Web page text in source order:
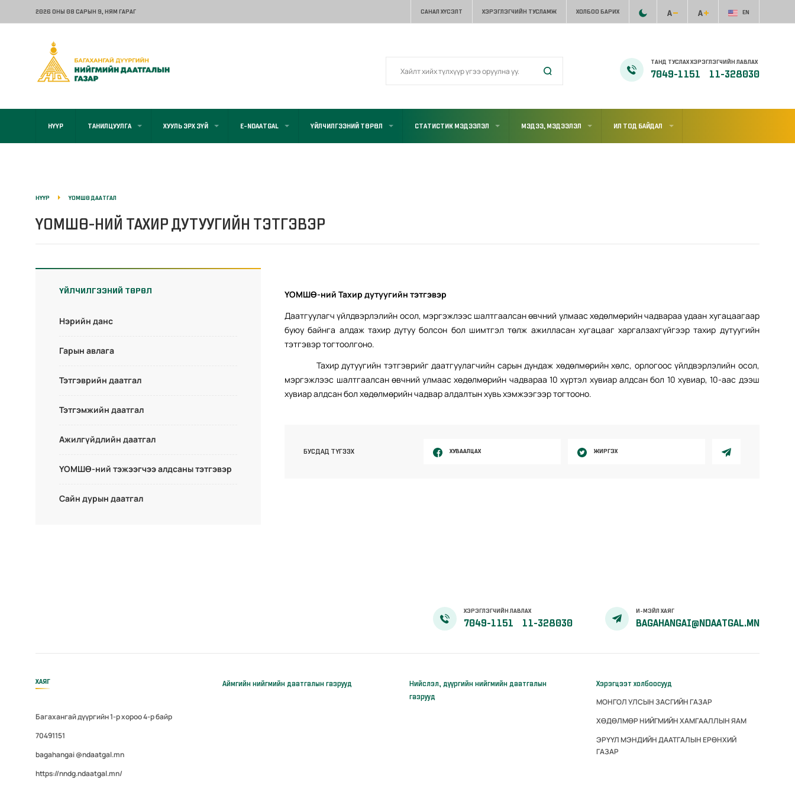
2026 ОНЫ 08 САРЫН 9, НЯМ ГАРАГ САНАЛ ХҮСЭЛТ ХЭРЭГЛЭГЧИЙН ТУСЛАМЖ ХОЛБОО БАРИХ EN
ТАНД ТУСЛАХ ХЭРЭГЛЭГЧИЙН ЛАВЛАХ
7049-1151 11-328030
НҮҮР ТАНИЛЦУУЛГА ХУУЛЬ ЭРХ ЗҮЙ E-NDAATGAL ҮЙЛЧИЛГЭЭНИЙ ТӨРӨЛ СТАТИСТИК МЭДЭЭЛЭЛ МЭДЭЭ, МЭДЭЭЛЭЛ ИЛ ТОД БАЙДАЛ
НҮҮР ҮОМШӨ ДААТГАЛ
ҮОМШӨ-НИЙ ТАХИР ДУТУУГИЙН ТЭТГЭВЭР
ҮЙЛЧИЛГЭЭНИЙ ТӨРӨЛ
Нэрийн данс
Гарын авлага
Тэтгэврийн даатгал
Тэтгэмжийн даатгал
Ажилгүйдлийн даатгал
ҮОМШӨ-ний тэжээгчээ алдсаны тэтгэвэр
Сайн дурын даатгал
ҮОМШӨ-ний Тахир дутуугийн тэтгэвэр
Даатгуулагч үйлдвэрлэлийн осол, мэргэжлээс шалтгаалсан өвчний улмаас хөдөлмөрийн чадвараа удаан хугацаагаар
буюу байнга алдаж тахир дутуу болсон бол шимтгэл төлж ажилласан хугацааг харгалзахгүйгээр тахир дутуугийн
тэтгэвэр тогтоолгоно.
Тахир дутуугийн тэтгэврийг даатгуулагчийн сарын дундаж хөдөлмөрийн хөлс, орлогоос үйлдвэрлэлийн осол,
мэргэжлээс шалтгаалсан өвчний улмаас хөдөлмөрийн чадвараа 10 хүртэл хувиар алдсан бол 10 хувиар, 10-аас дээш
хувиар алдсан бол хөдөлмөрийн чадвар алдалтын хувь хэмжээгээр тогтооно.
БУСДАД ТҮГЭЭХ ХУВААЛЦАХ ЖИРГЭХ
ХЭРЭГЛЭГЧИЙН ЛАВЛАХ
7049-1151 11-328030
И-МЭЙЛ ХАЯГ
BAGAHANGAI@NDAATGAL.MN
ХАЯГ
Багахангай дүүргийн 1-р хороо 4-р байр
70491151
bagahangai @ndaatgal.mn
https://nndg.ndaatgal.mn/
Аймгийн нийгмийн даатгалын газрууд
Нийслэл, дүүргийн нийгмийн даатгалын
газрууд
Хэрэгцээт холбоосууд
МОНГОЛ УЛСЫН ЗАСГИЙН ГАЗАР
ХӨДӨЛМӨР НИЙГМИЙН ХАМГААЛЛЫН ЯАМ
ЭРҮҮЛ МЭНДИЙН ДААТГАЛЫН ЕРӨНХИЙ
ГАЗАР